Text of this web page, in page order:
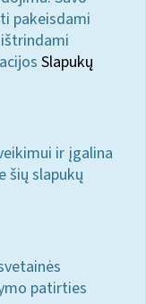
pakeisdami
Slapukų
ir įgalina
šių slapukų
patirties